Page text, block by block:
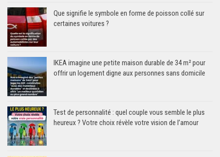
Que signifie le symbole en forme de poisson collé sur
certaines voitures ?
IKEA imagine une petite maison durable de 34 m² pour
offrir un logement digne aux personnes sans domicile
Test de personnalité : quel couple vous semble le plus
heureux ? Votre choix révèle votre vision de l’amour